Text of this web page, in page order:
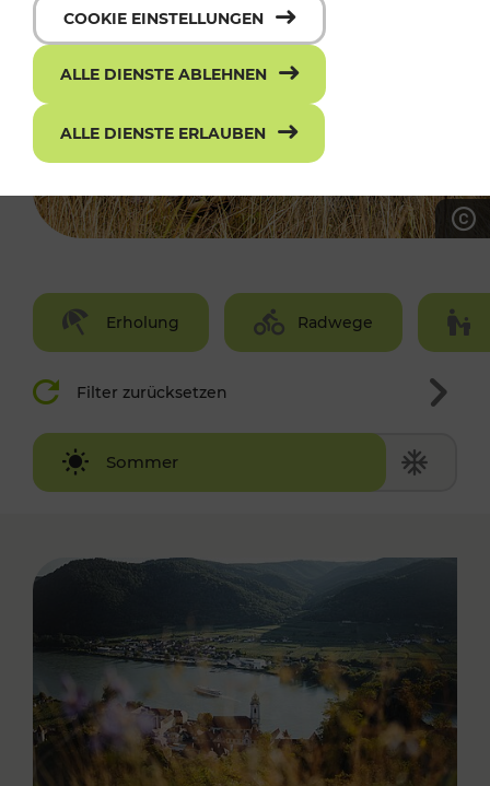
Erholung Radwege
Filter zurücksetzen
Sommer
Winter
COOKIE EINSTELLUNGEN
ALLE DIENSTE ABLEHNEN
ALLE DIENSTE ERLAUBEN